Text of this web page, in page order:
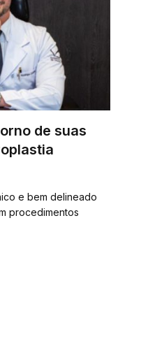
de suas
e bem delineado
procedimentos